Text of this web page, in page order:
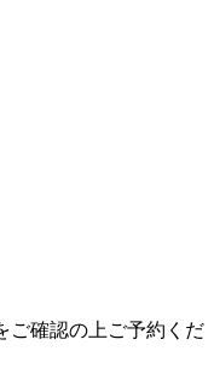
ご確認の上ご予約くだ